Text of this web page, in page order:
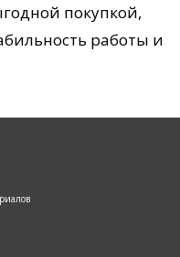
покупкой,
работы и